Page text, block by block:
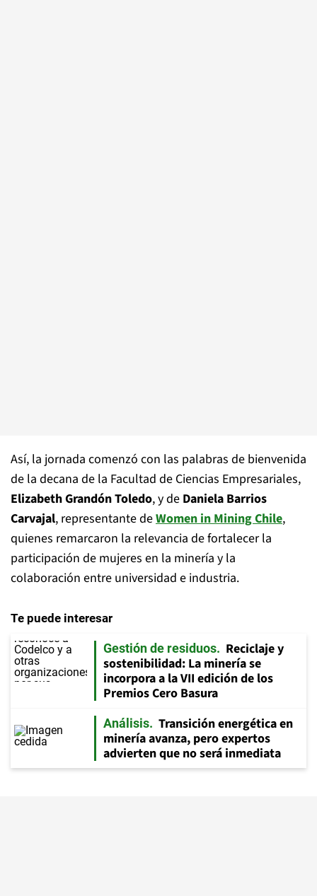
Así, la jornada comenzó con las palabras de bienvenida
de la decana de la Facultad de Ciencias Empresariales,
Elizabeth Grandón Toledo, y de Daniela Barrios
Carvajal, representante deWomen in Mining Chile,
quienes remarcaron la relevancia de fortalecer la
participación de mujeres en la minería y la
colaboración entre universidad e industria.
Te puede interesar
Gestión de residuos
Reciclaje y
sostenibilidad: La minería se
incorpora a la VII edición de los
Premios Cero Basura
Análisis
Transición energética en
minería avanza, pero expertos
advierten que no será inmediata